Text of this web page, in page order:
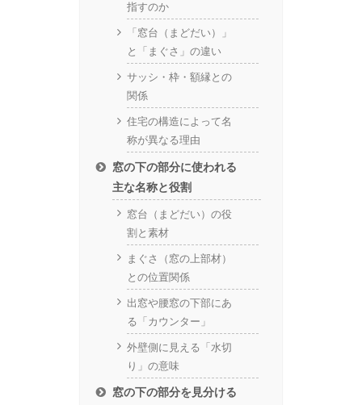
指すのか
「窓台（まどだい）」
と「まぐさ」の違い
サッシ・枠・額縁との
関係
住宅の構造によって名
称が異なる理由
窓の下の部分に使われる
主な名称と役割
窓台（まどだい）の役
割と素材
まぐさ（窓の上部材）
との位置関係
出窓や腰窓の下部にあ
る「カウンター」
外壁側に見える「水切
り」の意味
窓の下の部分を見分ける